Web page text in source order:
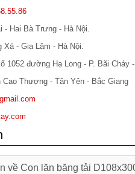
- Hai Bà Trưng - Hà Nội.
- Gia Lâm - Hà Nội.
1052 đường Hạ Long - P. Bãi Cháy
Thượng - Tân Yên - Bắc Giang
về Con lăn băng tải